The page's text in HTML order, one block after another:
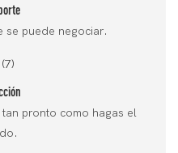
se puede negociar.
pronto como hagas el